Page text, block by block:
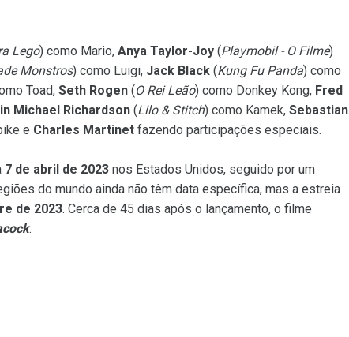
Lego) como Mario, Anya Taylor-Joy (Playmobil - O Filme)
Monstros) como Luigi, Jack Black (Kung Fu Panda) como
Toad, Seth Rogen (O Rei Leão) como Donkey Kong, Fred
Michael Richardson (Lilo & Stitch) como Kamek, Sebastian
e Charles Martinet fazendo participações especiais.
7 de abril de 2023 nos Estados Unidos, seguido por um
do mundo ainda não têm data específica, mas a estreia
de 2023. Cerca de 45 dias após o lançamento, o filme
.